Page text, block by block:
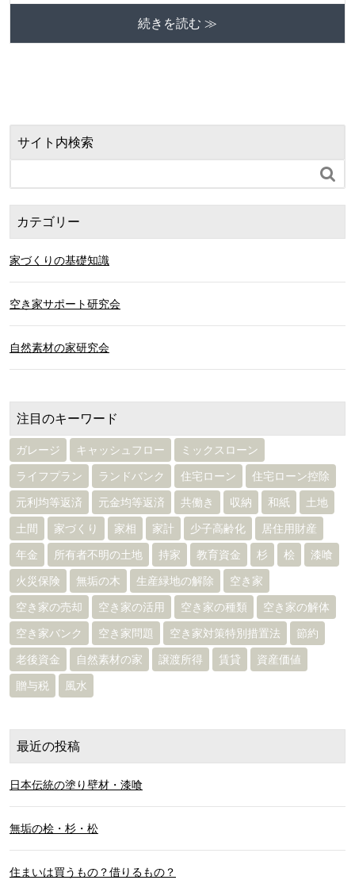
続きを読む ≫
サイト内検索

カテゴリー
家づくりの基礎知識
空き家サポート研究会
自然素材の家研究会
注目のキーワード
ガレージ キャッシュフロー ミックスローン
ライフプラン ランドバンク 住宅ローン 住宅ローン控除
元利均等返済 元金均等返済 共働き 収納 和紙 土地
土間 家づくり 家相 家計 少子高齢化 居住用財産
年金 所有者不明の土地 持家 教育資金 杉 桧 漆喰
火災保険 無垢の木 生産緑地の解除 空き家
空き家の売却 空き家の活用 空き家の種類 空き家の解体
空き家バンク 空き家問題 空き家対策特別措置法 節約
老後資金 自然素材の家 譲渡所得 賃貸 資産価値
贈与税 風水
最近の投稿
日本伝統の塗り壁材・漆喰
無垢の桧・杉・松
住まいは買うもの？借りるもの？